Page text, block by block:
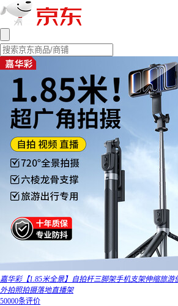
嘉华彩【1.85米全景】自拍杆三脚架手机支架伸缩旅游
外拍照拍摄落地直播架
50000条评价